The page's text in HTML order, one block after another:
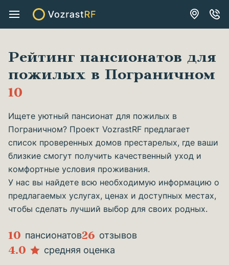
Рейтинг пансионатов для
пожилых в Пограничном
10
Ищете уютный пансионат для пожилых в
Пограничном? Проект VozrastRF предлагает
список проверенных домов престарелых, где ваши
близкие смогут получить качественный уход и
комфортные условия проживания.
У нас вы найдете всю необходимую информацию о
предлагаемых услугах, ценах и доступных местах,
чтобы сделать лучший выбор для своих родных.
10 пансионатов26 отзывов
4.0 средняя оценка